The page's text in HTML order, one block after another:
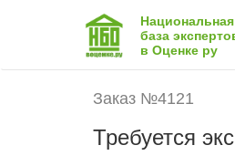
Национальная
база
в Оценке ру
Заказ №4121
Требуется